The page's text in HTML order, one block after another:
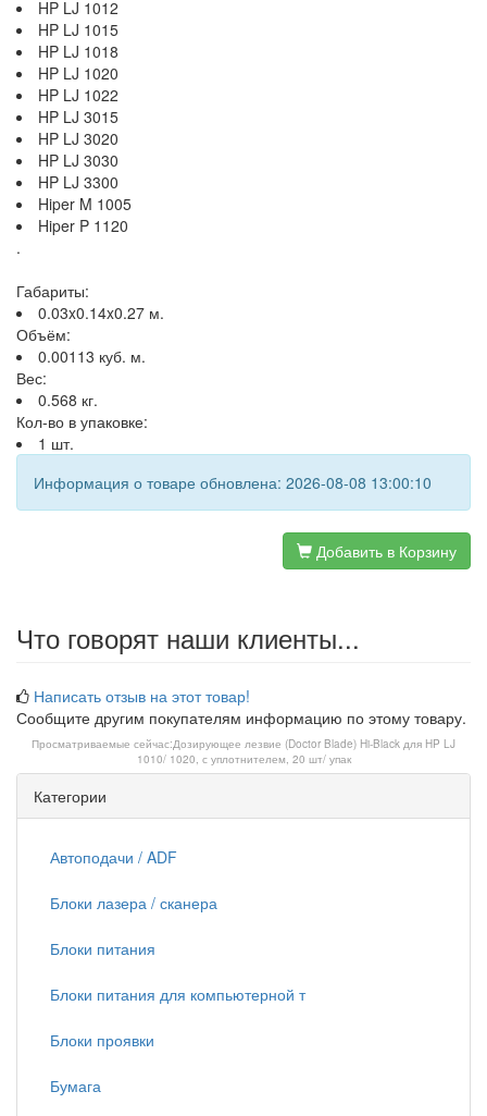
HP LJ 1012
HP LJ 1015
HP LJ 1018
HP LJ 1020
HP LJ 1022
HP LJ 3015
HP LJ 3020
HP LJ 3030
HP LJ 3300
Hiper M 1005
Hiper P 1120
.
Габариты:
0.03x0.14x0.27 м.
Объём:
0.00113 куб. м.
Вес:
0.568 кг.
Кол-во в упаковке:
1 шт.
Информация о товаре обновлена: 2026-08-08 13:00:10
Добавить в Корзину
Что говорят наши клиенты...
Написать отзыв на этот товар!
Сообщите другим покупателям информацию по этому товару.
Просматриваемые сейчас:Дозирующее лезвие (Doctor Blade) Hi-Black для HP LJ
1010/ 1020, с уплотнителем, 20 шт/ упак
Категории
Автоподачи / ADF
Блоки лазера / сканера
Блоки питания
Блоки питания для компьютерной т
Блоки проявки
Бумага